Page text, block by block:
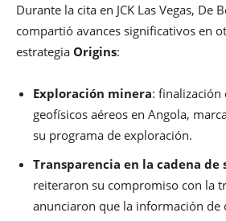
Durante la cita en JCK Las Vegas, De
compartió avances significativos en
estrategia Origins:
Exploración minera: finalización
geofísicos aéreos en Angola,
su programa de exploración.
Transparencia en la cadena
reiteraron su compromiso con la
anunciaron que la información de